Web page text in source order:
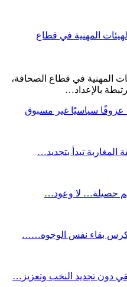
المهنية في قطاع
المهنية في قطاع الصحافة،
بالإعداد…
عزوفًا سياسيًا غير مسبوق
تبدأ بتجديد…
حصيلة… لا وعود…
يكرس بقاء نفس الوجوه……
دون تجديد النخب وتعزيز…